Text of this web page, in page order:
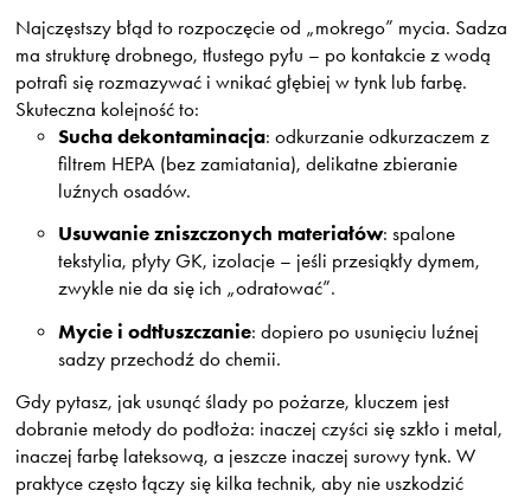
Najczęstszy błąd to rozpoczęcie od „mokrego” mycia. Sadza
ma strukturę drobnego, tłustego pyłu – po kontakcie z wodą
potrafi się rozmazywać i wnikać głębiej w tynk lub farbę.
Skuteczna kolejność to:
Sucha dekontaminacja: odkurzanie odkurzaczem z
filtrem HEPA (bez zamiatania), delikatne zbieranie
luźnych osadów.
Usuwanie zniszczonych materiałów: spalone
tekstylia, płyty GK, izolacje – jeśli przesiąkły dymem,
zwykle nie da się ich „odratować”.
Mycie i odtłuszczanie: dopiero po usunięciu luźnej
sadzy przechodź do chemii.
Gdy pytasz, jak usunąć ślady po pożarze, kluczem jest
dobranie metody do podłoża: inaczej czyści się szkło i metal,
inaczej farbę lateksową, a jeszcze inaczej surowy tynk. W
praktyce często łączy się kilka technik, aby nie uszkodzić